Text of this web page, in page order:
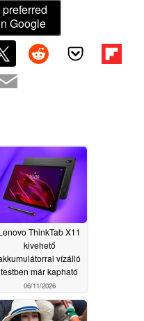
Google
ThinkTab X11
kivehető
vízálló
testben már kapható
06/11/2026